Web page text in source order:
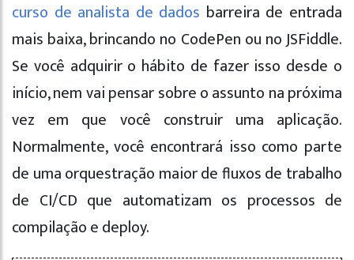
curso de analista de dados barreira de entrada
mais baixa, brincando no CodePen ou no JSFiddle.
Se você adquirir o hábito de fazer isso desde o
início, nem vai pensar sobre o assunto na próxima
vez em que você construir uma aplicação.
Normalmente, você encontrará isso como parte
de uma orquestração maior de fluxos de trabalho
de CI/CD que automatizam os processos de
compilação e deploy.